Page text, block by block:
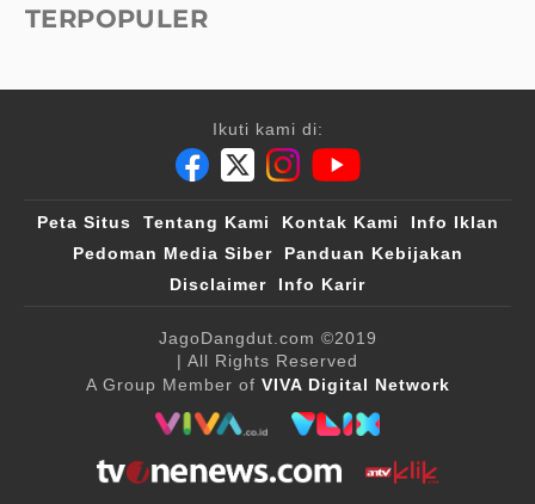
TERPOPULER
Ikuti kami di:
Peta Situs Tentang Kami Kontak Kami
Info Iklan
Pedoman Media Siber
Panduan Kebijakan
Disclaimer
Info Karir
JagoDangdut.com ©2019
| All Rights Reserved
A Group Member of VIVA Digital Network